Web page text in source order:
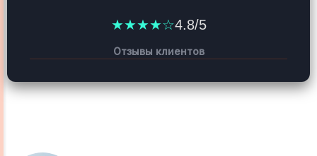
★★★★☆4.8/5
Отзывы клиентов